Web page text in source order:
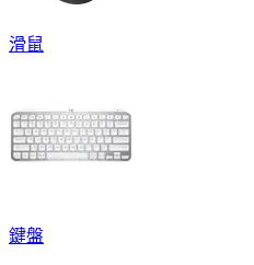
滑鼠
鍵盤